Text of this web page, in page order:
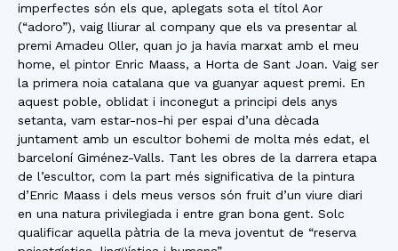
imperfectes són els que, aplegats sota el títol Aor
(“adoro”), vaig lliurar al company que els va presentar al
premi Amadeu Oller, quan jo ja havia marxat amb el meu
home, el pintor Enric Maass, a Horta de Sant Joan. Vaig ser
la primera noia catalana que va guanyar aquest premi. En
aquest poble, oblidat i inconegut a principi dels anys
setanta, vam estar-nos-hi per espai d’una dècada
juntament amb un escultor bohemi de molta més edat, el
barceloní Giménez-Valls. Tant les obres de la darrera etapa
de l’escultor, com la part més significativa de la pintura
d’Enric Maass i dels meus versos són fruit d’un viure diari
en una natura privilegiada i entre gran bona gent. Solc
qualificar aquella pàtria de la meva joventut de “reserva